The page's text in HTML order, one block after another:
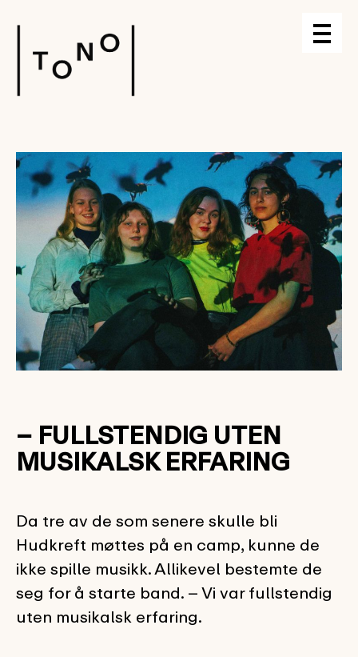
– FULLSTENDIG UTEN
MUSIKALSK ERFARING
Da tre av de som senere skulle bli
Hudkreft møttes på en camp, kunne de
ikke spille musikk. Allikevel bestemte de
seg for å starte band. – Vi var fullstendig
uten musikalsk erfaring.